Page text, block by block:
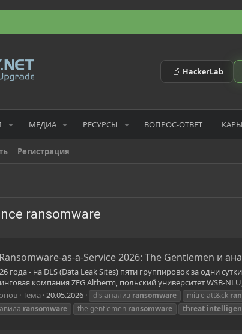
🔬 HackerLab
МЕДИА РЕСУРСЫ ВОПРОС-ОТВЕТ
Регистрация
ransomware
Ransomware-as-a-Service 2026: The Gentlemen и
года - на DLS (Data Leak Sites) пяти группировок за одни
компания ZFG Altherm, польский университет WSB-
Тема 20.05.2026 dls анализ ransomware mitre att&ck
ransomware the gentlemen ransomware threat